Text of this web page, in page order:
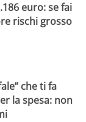
euro: se fai
rischi grosso
che ti fa
la spesa: non